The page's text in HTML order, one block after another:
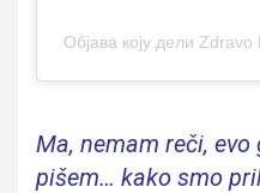
Објава коју дели
Ma, nemam reči,
pišem… kako smo